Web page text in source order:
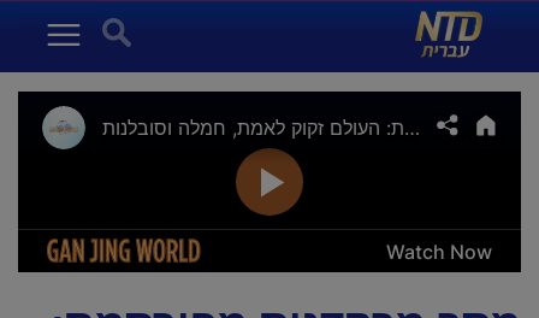
Menu
Search for: NTD עברית